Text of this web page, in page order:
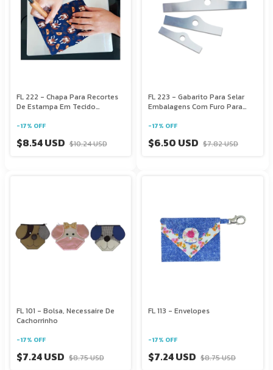
FL 222 - Chapa Para Recortes
De Estampa Em Tecido
-17% OFF
$8.54 USD $10.24 USD
FL 223 - Gabarito Para Selar
Embalagens Com Furo Para
-17% OFF
$6.50 USD $7.82 USD
FL 101 - Bolsa, Necessaire De
Cachorrinho
-17% OFF
$7.24 USD $8.75 USD
FL 113 - Envelopes
-17% OFF
$7.24 USD $8.75 USD